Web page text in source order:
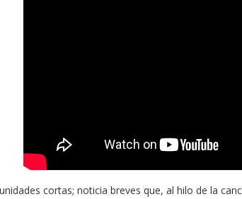
cortas; noticia breves que, al hilo de la